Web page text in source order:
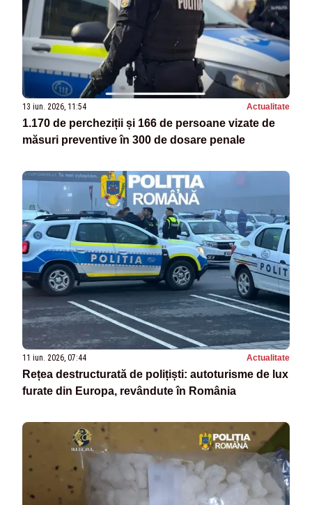
13 iun. 2026, 11:54 Actualitate
1.170 de percheziții și 166 de persoane vizate de
măsuri preventive în 300 de dosare penale
11 iun. 2026, 07:44 Actualitate
Rețea destructurată de polițiști: autoturisme de lux
furate din Europa, revândute în România